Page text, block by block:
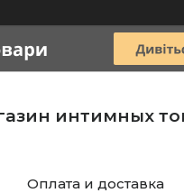
интимных
Оплата и доставка